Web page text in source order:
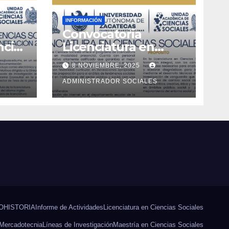
INFORMACIÓN
Convocatoria
Licenciatura en
Ciencias Sociales
8 NOVIEMBRE, 2025
ADMINISTRADOR SOCIALES
HISTORIA Informe de Actividades Licenciatura en Ciencias Sociales
Líneas de InvestigaciónMaestría en Ciencias Sociales